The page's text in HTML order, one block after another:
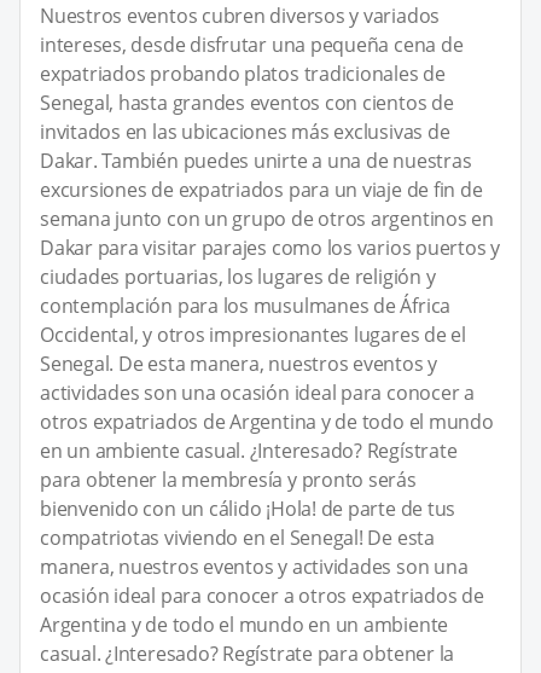
Nuestros eventos cubren diversos y variados
intereses, desde disfrutar una pequeña cena de
expatriados probando platos tradicionales de
Senegal, hasta grandes eventos con cientos de
invitados en las ubicaciones más exclusivas de
Dakar. También puedes unirte a una de nuestras
excursiones de expatriados para un viaje de fin de
semana junto con un grupo de otros argentinos en
Dakar para visitar parajes como los varios puertos y
ciudades portuarias, los lugares de religión y
contemplación para los musulmanes de África
Occidental, y otros impresionantes lugares de el
Senegal. De esta manera, nuestros eventos y
actividades son una ocasión ideal para conocer a
otros expatriados de Argentina y de todo el mundo
en un ambiente casual. ¿Interesado? Regístrate
para obtener la membresía y pronto serás
bienvenido con un cálido ¡Hola! de parte de tus
compatriotas viviendo en el Senegal! De esta
manera, nuestros eventos y actividades son una
ocasión ideal para conocer a otros expatriados de
Argentina y de todo el mundo en un ambiente
casual. ¿Interesado? Regístrate para obtener la